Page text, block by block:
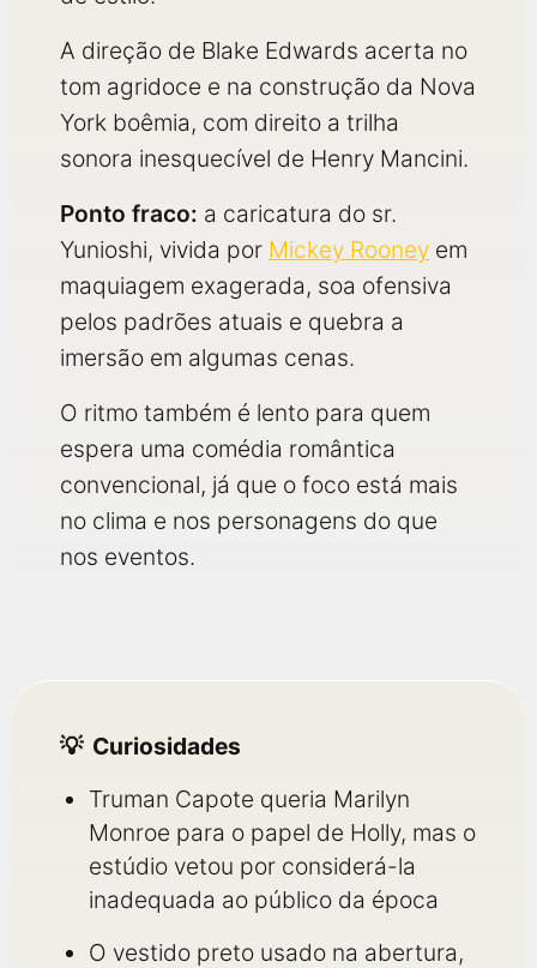
A direção de Blake Edwards acerta no
tom agridoce e na construção da Nova
York boêmia, com direito a trilha
sonora inesquecível de Henry Mancini.
Ponto fraco: a caricatura do sr.
Yunioshi, vivida por Mickey Rooney em
maquiagem exagerada, soa ofensiva
pelos padrões atuais e quebra a
imersão em algumas cenas.
O ritmo também é lento para quem
espera uma comédia romântica
convencional, já que o foco está mais
no clima e nos personagens do que
nos eventos.
Curiosidades
Truman Capote queria Marilyn
Monroe para o papel de Holly, mas o
estúdio vetou por considerá-la
inadequada ao público da época
O vestido preto usado na abertura,